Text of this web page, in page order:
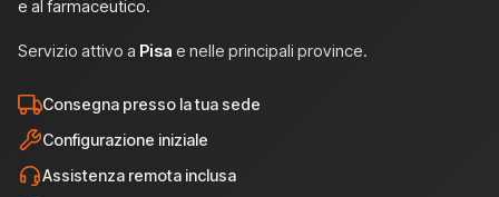
e al farmaceutico.
Servizio attivo a Pisa e nelle principali province.
Consegna presso la tua sede
Configurazione iniziale
Assistenza remota inclusa